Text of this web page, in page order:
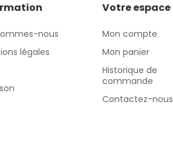
nous
légales
Votre espace
Mon compte
Mon panier
Historique de
commande
Contactez-nous